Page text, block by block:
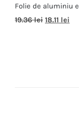
Folie de aluminiu
19.36lei 18.11 lei